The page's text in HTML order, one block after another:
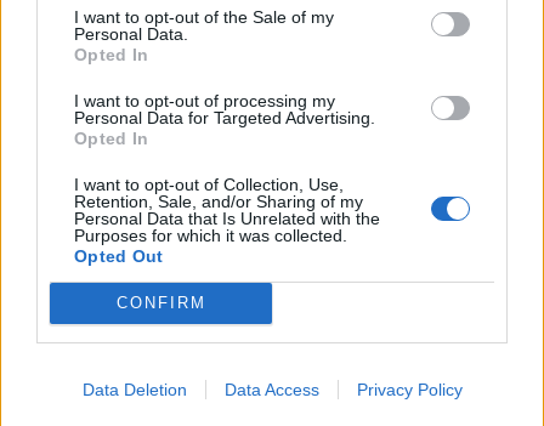
I want to opt-out of the Sale of my
Personal Data.
Opted In
I want to opt-out of processing my
Personal Data for Targeted Advertising.
Opted In
I want to opt-out of Collection, Use,
Retention, Sale, and/or Sharing of my
Personal Data that Is Unrelated with the
Purposes for which it was collected.
Opted Out
CONFIRM
Data Deletion Data Access Privacy Policy
tartozik, melynek olvasása előfizetéses
regisztrációhoz kötött.
Portfolio.hu teljes cikkarchívum
Kötéslisták: BÉT elmúlt 2 év napon belüli
kötéslistái
Előfizetés
MÁR ELŐFIZETŐNK VAGY?